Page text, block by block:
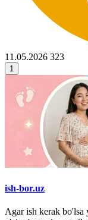
11.05.2026 323
1
ish-bor.uz
Agar ish kerak